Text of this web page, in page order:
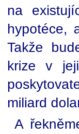
na
hypotéce,
Takže
krize v
miliard
A